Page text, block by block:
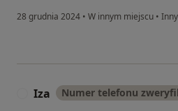
28 grudnia 2024 • W innym miejscu • Inny
Iza Numer telefonu